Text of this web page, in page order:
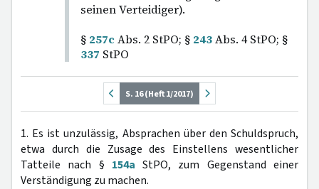
seinen Verteidiger).
§ 257cAbs. 2 StPO; § 243Abs. 4 StPO; §
337 StPO
S. 16 (Heft 1/2017)
1. Es ist unzulässig, Absprachen über den Schuldspruch,
etwa durch die Zusage des Einstellens wesentlicher
Tatteile nach § 154a StPO, zum Gegenstand einer
Verständigung zu machen.